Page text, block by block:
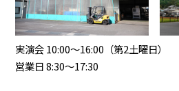
実演会 10:00～16:00（第2土曜日）
営業日 8:30～17:30